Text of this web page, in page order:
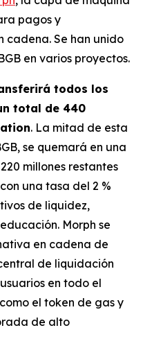
pagos y
cadena. Se han unido
en varios proyectos.
todos los
total de 440
. La mitad de esta
se quemará en una
millones restantes
una tasa del 2 %
de liquidez,
Morph se
en cadena de
de liquidación
en todo el
el token de gas y
de alto